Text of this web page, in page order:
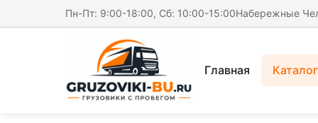
Пн-Пт: 9:00-18:00, Сб: 10:00-15:00Набережные
Главная Каталог